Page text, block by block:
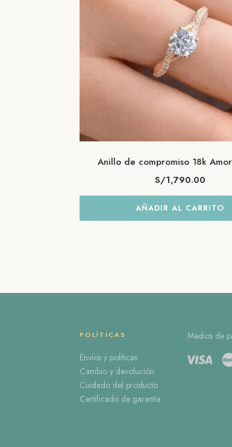
Anillo de compromiso 18k
S/1,790.00
AÑADIR AL CARRITO
POLÍTICAS
Envíos y políticas
Cambio y devolución
Cuidado del producto
Certificado de garantía
Medios de